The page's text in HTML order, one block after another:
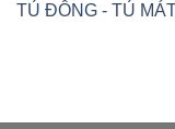
TỦ ĐÔNG - TỦ